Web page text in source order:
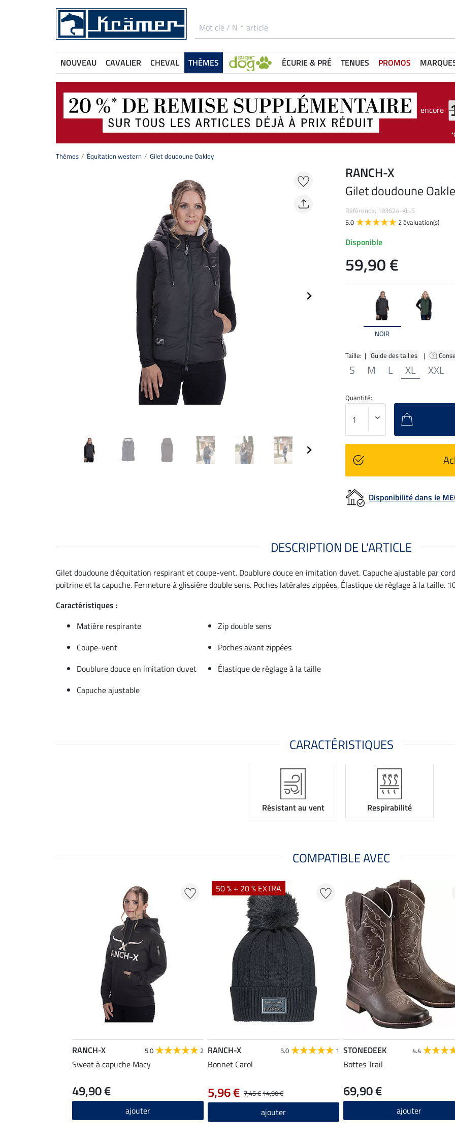
NOUVEAU CAVALIER CHEVAL THÈMES ÉCURIE & PRÉ TENUES PROMOS
encore
Thèmes Équitation western Gilet doudoune Oakley
NOIR
Taille: | Guide des tailles |
S M L XL XXL
RANCH-X
Gilet doudoune
Référence: 183624-XL-S
5.0
2 évaluation(s)
Disponible
59,90 €
Quantité:
Disponibilité dans le
DESCRIPTION DE L'ARTICLE
Gilet doudoune d'équitation respirant et coupe-vent. Doublure douce en imitation duvet. Capuche ajustable par
poitrine et la capuche. Fermeture à glissière double sens. Poches latérales zippées. Élastique de réglage à la taille.
Caractéristiques :
Matière respirante
Zip double sens
Coupe-vent
Poches avant zippées
Doublure douce en imitation duvet
Élastique de réglage à la taille
Capuche ajustable
CARACTÉRISTIQUES
Résistant au vent Respirabilité
COMPATIBLE AVEC
RANCH-X 5.0 2
Sweat à capuche Macy
49,90 €
ajouter
50 % + 20 % EXTRA
RANCH-X 5.0 1
Bonnet Carol
7,45 €14,90 €
5,96 €
ajouter
STONEDEEK 4.4
Bottes Trail
69,90 €
ajouter